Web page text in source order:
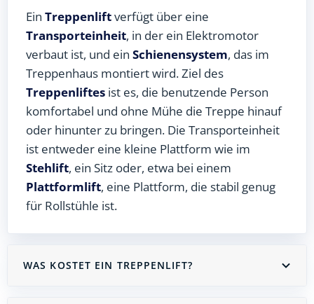
Ein Treppenliftverfügt über eine
Transporteinheit, in der ein Elektromotor
verbaut ist, und ein Schienensystem, das im
Treppenhaus montiert wird. Ziel des
Treppenliftes ist es, die benutzende Person
komfortabel und ohne Mühe die Treppe hinauf
oder hinunter zu bringen. Die Transporteinheit
ist entweder eine kleine Plattform wie im
Stehlift, ein Sitz oder, etwa bei einem
Plattformlift, eine Plattform, die stabil genug
für Rollstühle ist.
WAS KOSTET EIN TREPPENLIFT?